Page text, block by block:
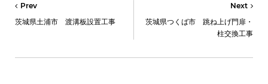
Prev
茨城県土浦市 渡溝板設置工事
Next
茨城県つくば市 跳ね上げ門扉・
柱交換工事